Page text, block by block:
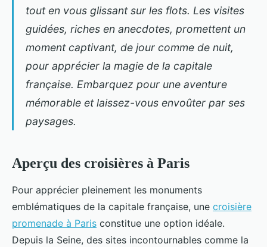
tout en vous glissant sur les flots. Les visites
guidées, riches en anecdotes, promettent un
moment captivant, de jour comme de nuit,
pour apprécier la magie de la capitale
française. Embarquez pour une aventure
mémorable et laissez-vous envoûter par ses
paysages.
Aperçu des croisières à Paris
Pour apprécier pleinement les monuments
emblématiques de la capitale française, une croisière
promenade à Paris constitue une option idéale.
Depuis la Seine, des sites incontournables comme la